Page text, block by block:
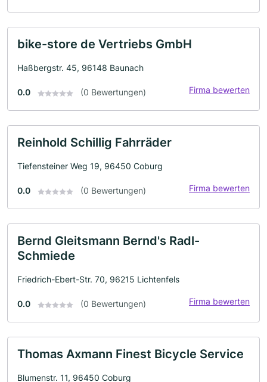
bike-store de Vertriebs GmbH
Haßbergstr. 45, 96148 Baunach
0.0 (0 Bewertungen) Firma bewerten
Reinhold Schillig Fahrräder
Tiefensteiner Weg 19, 96450 Coburg
0.0 (0 Bewertungen) Firma bewerten
Bernd Gleitsmann Bernd's Radl-
Schmiede
Friedrich-Ebert-Str. 70, 96215 Lichtenfels
0.0 (0 Bewertungen) Firma bewerten
Thomas Axmann Finest Bicycle Service
Blumenstr. 11, 96450 Coburg